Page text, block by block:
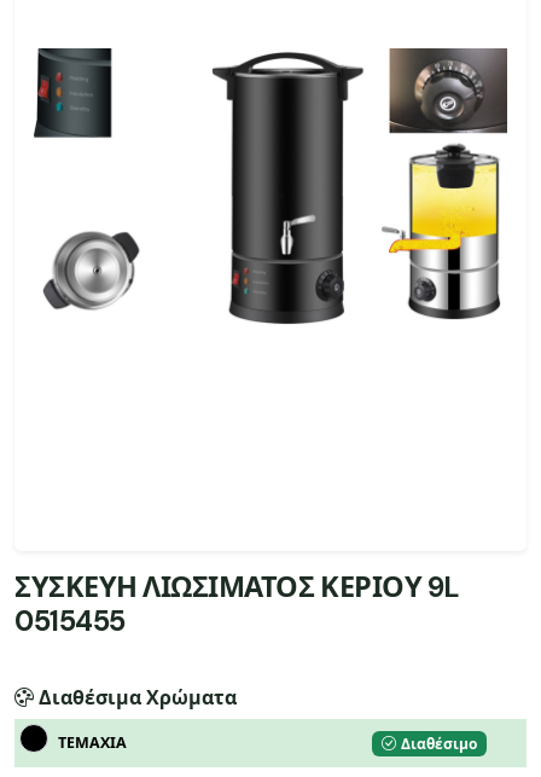
ΣΥΣΚΕΥΗ ΛΙΩΣΙΜΑΤΟΣ ΚΕΡΙΟΥ 9L
0515455
Διαθέσιμα Χρώματα
ΤΕΜΑΧΙΑ Διαθέσιμο